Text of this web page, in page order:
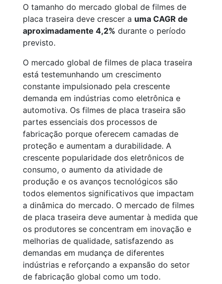
O tamanho do mercado global de filmes de
placa traseira deve crescer a uma CAGR de
aproximadamente 4,2% durante o período
previsto.
O mercado global de filmes de placa traseira
está testemunhando um crescimento
constante impulsionado pela crescente
demanda em indústrias como eletrônica e
automotiva. Os filmes de placa traseira são
partes essenciais dos processos de
fabricação porque oferecem camadas de
proteção e aumentam a durabilidade. A
crescente popularidade dos eletrônicos de
consumo, o aumento da atividade de
produção e os avanços tecnológicos são
todos elementos significativos que impactam
a dinâmica do mercado. O mercado de filmes
de placa traseira deve aumentar à medida que
os produtores se concentram em inovação e
melhorias de qualidade, satisfazendo as
demandas em mudança de diferentes
indústrias e reforçando a expansão do setor
de fabricação global como um todo.